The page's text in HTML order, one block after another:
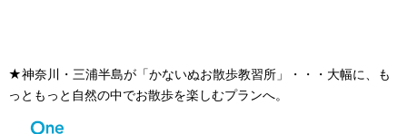
★神奈川・三浦半島が「かないぬお散歩教習所」・・・大幅に、も
っともっと自然の中でお散歩を楽しむプランへ。